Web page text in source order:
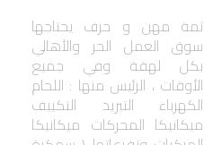
ثمة مهن و حرف يحتاجها
سوق العمل الحر والأهالي
بكل لهفة وفي جميع
الأوقات ، الرئيس منها : اللحام
الكهرباء التبريد التكييف
ميكانيكا المحركات ميكانيكا